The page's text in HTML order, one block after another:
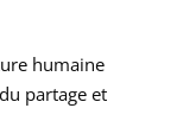
humaine
partage et